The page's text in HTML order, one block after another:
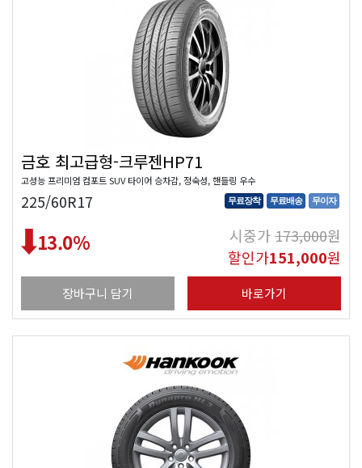
금호 최고급형-크루젠HP71
고성능 프리미엄 컴포트 SUV 타이어 승차감, 정숙성, 핸들링 우수
225/60R17 무료장착 무료배송 무이자
13.0% 시중가173,000원
할인가151,000원
장바구니 담기 바로가기